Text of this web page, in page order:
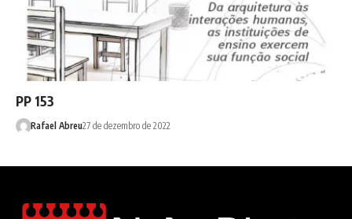
PP 153
Rafael Abreu27 de dezembro de 2022